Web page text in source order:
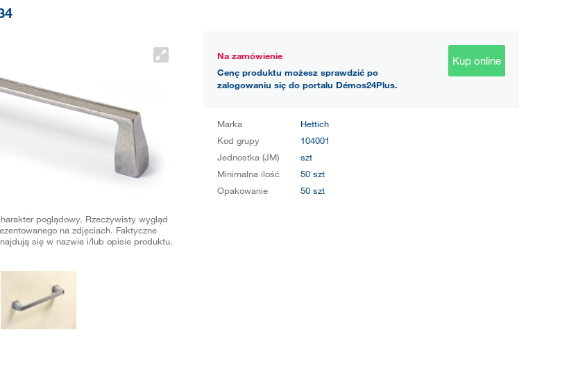
poglądowy. Rzeczywisty wygląd
na zdjęciach. Faktyczne
się w nazwie i/lub opisie produktu.
Na zamówienie
Cenę produktu możesz sprawdzić po
zalogowaniu się do portalu Démos24Plus.
Kup online
Marka
Hettich
Kod grupy
104001
Jednostka (JM)
szt
Minimalna ilość
50 szt
Opakowanie
50 szt